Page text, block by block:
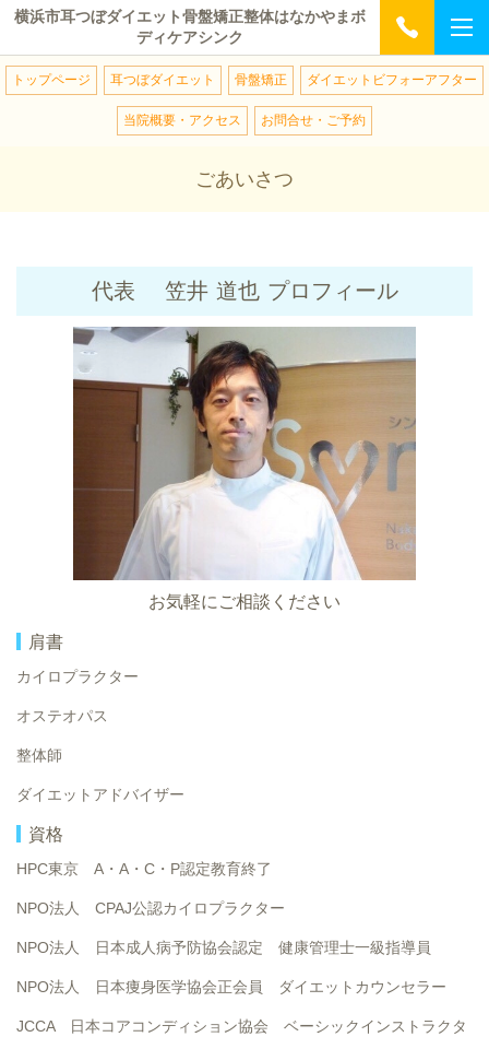
横浜市耳つぼダイエット骨盤矯正整体はなかやまボ
ディケアシンク
トップページ 耳つぼダイエット 骨盤矯正 ダイエットビフォーアフター
当院概要・アクセス お問合せ・ご予約
ごあいさつ
代表 笠井 道也 プロフィール
お気軽にご相談ください
肩書
カイロプラクター
オステオパス
整体師
ダイエットアドバイザー
資格
HPC東京 A・A・C・P認定教育終了
NPO法人 CPAJ公認カイロプラクター
NPO法人 日本成人病予防協会認定 健康管理士一級指導員
NPO法人 日本痩身医学協会正会員 ダイエットカウンセラー
JCCA 日本コアコンディション協会 ベーシックインストラクタ